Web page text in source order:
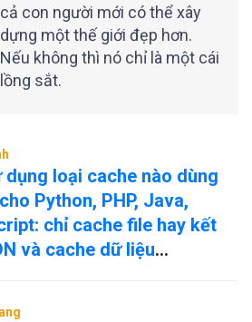
cả con người mới có thể xây
dựng một thế giới đẹp hơn.
Nếu không thì nó chỉ là một cái
lồng sắt.
dụng loại cache nào dùng
Python, PHP, Java,
chỉ cache file hay kết
và cache dữ liệu